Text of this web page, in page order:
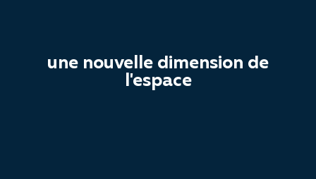
une nouvelle dimension de
l'espace